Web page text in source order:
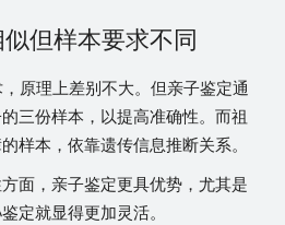
但样本要求不同
原理上差别不大。但亲子鉴定通
三份样本，以提高准确性。而祖
样本，依靠遗传信息推断关系。
面，亲子鉴定更具优势，尤其是
定就显得更加灵活。